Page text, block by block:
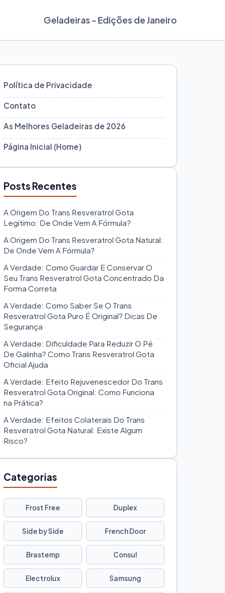
Geladeiras - Edições de Janeiro
Política de Privacidade
Contato
As Melhores Geladeiras de 2026
Página Inicial (Home)
Posts Recentes
A Origem Do Trans Resveratrol Gota
Legítimo: De Onde Vem A Fórmula?
A Origem Do Trans Resveratrol Gota Natural:
De Onde Vem A Fórmula?
A Verdade: Como Guardar E Conservar O
Seu Trans Resveratrol Gota Concentrado Da
Forma Correta
A Verdade: Como Saber Se O Trans
Resveratrol Gota Puro É Original? Dicas De
Segurança
A Verdade: Dificuldade Para Reduzir O Pé
De Galinha? Como Trans Resveratrol Gota
Oficial Ajuda
A Verdade: Efeito Rejuvenescedor Do Trans
Resveratrol Gota Original: Como Funciona
na Prática?
A Verdade: Efeitos Colaterais Do Trans
Resveratrol Gota Natural: Existe Algum
Risco?
Categorias
Frost Free Duplex
Side by Side French Door
Brastemp Consul
Electrolux Samsung